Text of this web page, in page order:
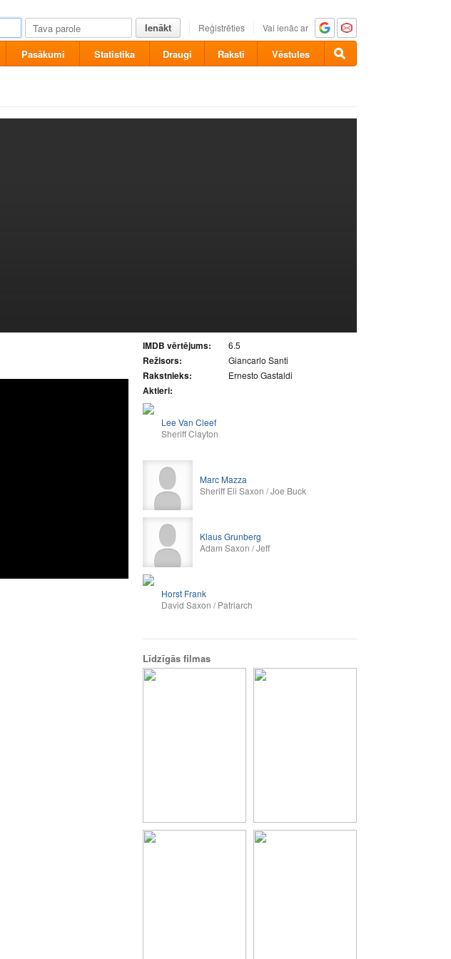
Ienākt Reģistrēties Vai ienāc ar
Pasākumi Statistika Draugi Raksti Vēstules
IMDB vērtējums: 6.5
Režisors: Giancarlo Santi
Rakstnieks: Ernesto Gastaldi
Aktieri:
Lee Van Cleef
Sheriff Clayton
Marc Mazza
Sheriff Eli Saxon / Joe Buck
Klaus Grunberg
Adam Saxon / Jeff
Horst Frank
David Saxon / Patriarch
Līdzīgās filmas